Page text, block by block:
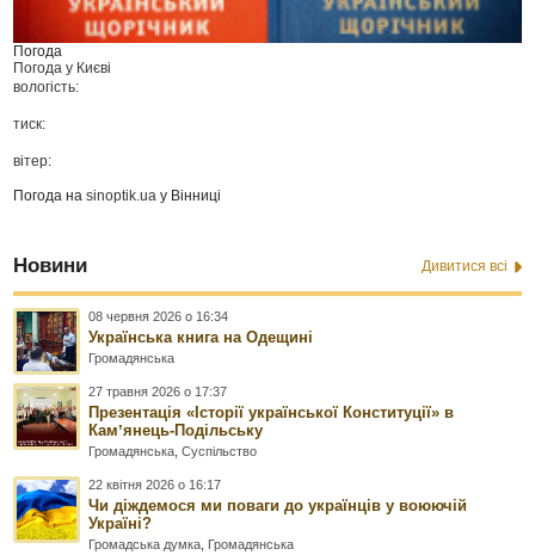
Погода
Погода у Києві
вологість:
тиск:
вітер:
Погода наsinoptik.ua у Вінниці
Новини Дивитися всі
08 червня 2026 о 16:34
Українська книга на Одещині
Громадянська
27 травня 2026 о 17:37
Презентація «Історії української Конституції» в
Камʼянець-Подільську
Громадянська ,Суспільство
22 квітня 2026 о 16:17
Чи діждемося ми поваги до українців у воюючій
Україні?
Громадська думка Громадянська